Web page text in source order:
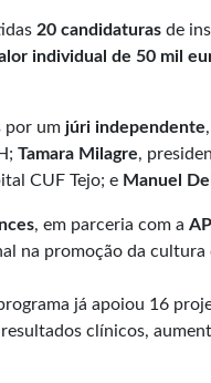
20 candidaturas de
individual de 50 mil
por um júri independente
Tamara Milagre,
CUF Tejo; e Manuel
, em parceria com a
na promoção da cultura
já apoiou 16
clínicos,